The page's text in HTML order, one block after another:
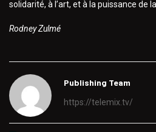
solidarité, à l’art, et à la puissance de
Rodney Zulmé
Publishing Team
https://telemix.tv/